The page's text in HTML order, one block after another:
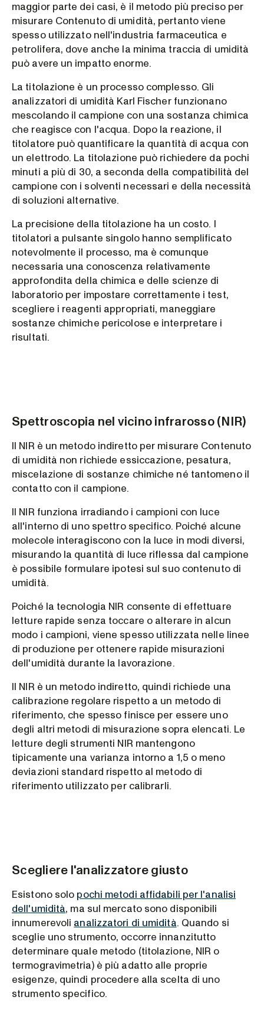
maggior parte dei casi, è il metodo più preciso per
misurare Contenuto di umidità, pertanto viene
spesso utilizzato nell'industria farmaceutica e
petrolifera, dove anche la minima traccia di umidità
può avere un impatto enorme.
La titolazione è un processo complesso. Gli
analizzatori di umidità Karl Fischer funzionano
mescolando il campione con una sostanza chimica
che reagisce con l'acqua. Dopo la reazione, il
titolatore può quantificare la quantità di acqua con
un elettrodo. La titolazione può richiedere da pochi
minuti a più di 30, a seconda della compatibilità del
campione con i solventi necessari e della necessità
di soluzioni alternative.
La precisione della titolazione ha un costo. I
titolatori a pulsante singolo hanno semplificato
notevolmente il processo, ma è comunque
necessaria una conoscenza relativamente
approfondita della chimica e delle scienze di
laboratorio per impostare correttamente i test,
scegliere i reagenti appropriati, maneggiare
sostanze chimiche pericolose e interpretare i
risultati.
Spettroscopia nel vicino infrarosso (NIR)
Il NIR è un metodo indiretto per misurare Contenuto
di umidità non richiede essiccazione, pesatura,
miscelazione di sostanze chimiche né tantomeno il
contatto con il campione.
Il NIR funziona irradiando i campioni con luce
all'interno di uno spettro specifico. Poiché alcune
molecole interagiscono con la luce in modi diversi,
misurando la quantità di luce riflessa dal campione
è possibile formulare ipotesi sul suo contenuto di
umidità.
Poiché la tecnologia NIR consente di effettuare
letture rapide senza toccare o alterare in alcun
modo i campioni, viene spesso utilizzata nelle linee
di produzione per ottenere rapide misurazioni
dell'umidità durante la lavorazione.
Il NIR è un metodo indiretto, quindi richiede una
calibrazione regolare rispetto a un metodo di
riferimento, che spesso finisce per essere uno
degli altri metodi di misurazione sopra elencati. Le
letture degli strumenti NIR mantengono
tipicamente una varianza intorno a 1,5 o meno
deviazioni standard rispetto al metodo di
riferimento utilizzato per calibrarli.
Scegliere l'analizzatore giusto
Esistono solo pochi metodi affidabili per l'analisi
dell'umidità, ma sul mercato sono disponibili
innumerevoli analizzatori di umidità. Quando si
sceglie uno strumento, occorre innanzitutto
determinare quale metodo (titolazione, NIR o
termogravimetria) è più adatto alle proprie
esigenze, quindi procedere alla scelta di uno
strumento specifico.